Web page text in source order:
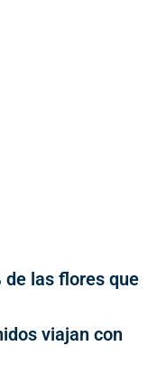
de las flores que
viajan con